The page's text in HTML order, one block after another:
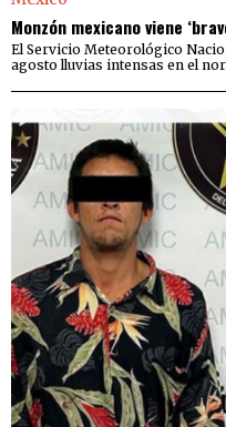
Monzón mexicano viene
El Servicio Meteorológico
agosto lluvias intensas en el